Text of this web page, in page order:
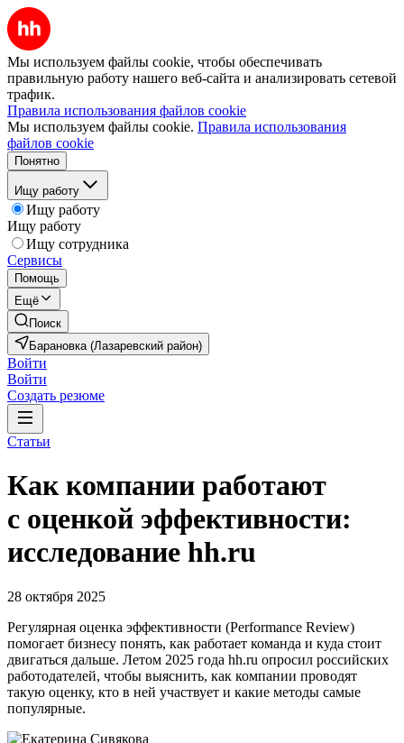
Мы используем файлы cookie, чтобы обеспечивать
правильную работу нашего веб-сайта и анализировать сетевой
трафик.
Правила использования файлов cookie
Мы используем файлы cookie. Правила использования
файлов cookie
Понятно
Ищу работу
Ищу работу
Ищу работу
Ищу сотрудника
Сервисы
Помощь
Ещё
Поиск
Барановка (Лазаревский район)
Войти
Войти
Создать резюме
Статьи
Как компании работают
с оценкой эффективности:
исследование hh.ru
28 октября 2025
Регулярная оценка эффективности (Performance Review)
помогает бизнесу понять, как работает команда и куда стоит
двигаться дальше. Летом 2025 года hh.ru опросил российских
работодателей, чтобы выяснить, как компании проводят
такую оценку, кто в ней участвует и какие методы самые
популярные.